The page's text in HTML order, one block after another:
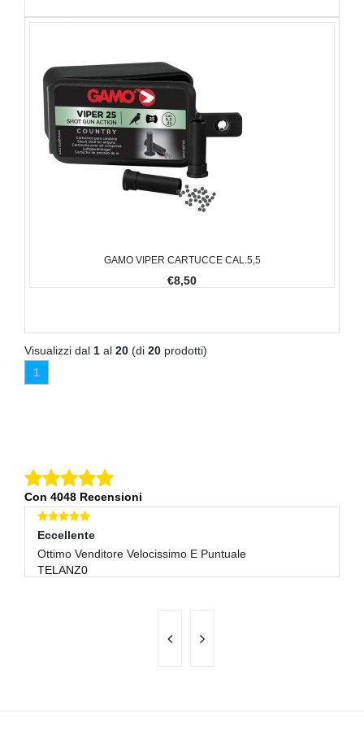
GAMO VIPER CARTUCCE CAL.5,5
€8,50
Visualizzi dal 1 al 20 (di 20 prodotti)
1
Con 4048 Recensioni
Eccellente
Ottimo Venditore Velocissimo E Puntuale
TELANZ0